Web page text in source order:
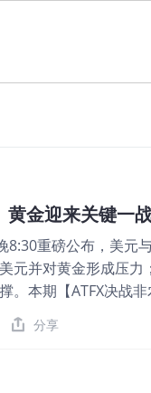
黄金迎来关键一
8:30重磅公布，美元
元并对黄金形成压
。本期【ATFX决战
情焦点。#非农报告
分享